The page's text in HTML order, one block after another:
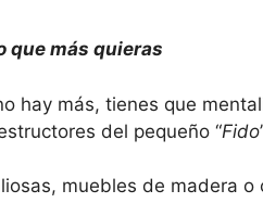
que más quieras
hay más, tienes que
del pequeño “Fido
muebles de madera